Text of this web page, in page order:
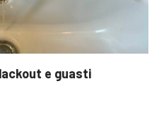
e guasti